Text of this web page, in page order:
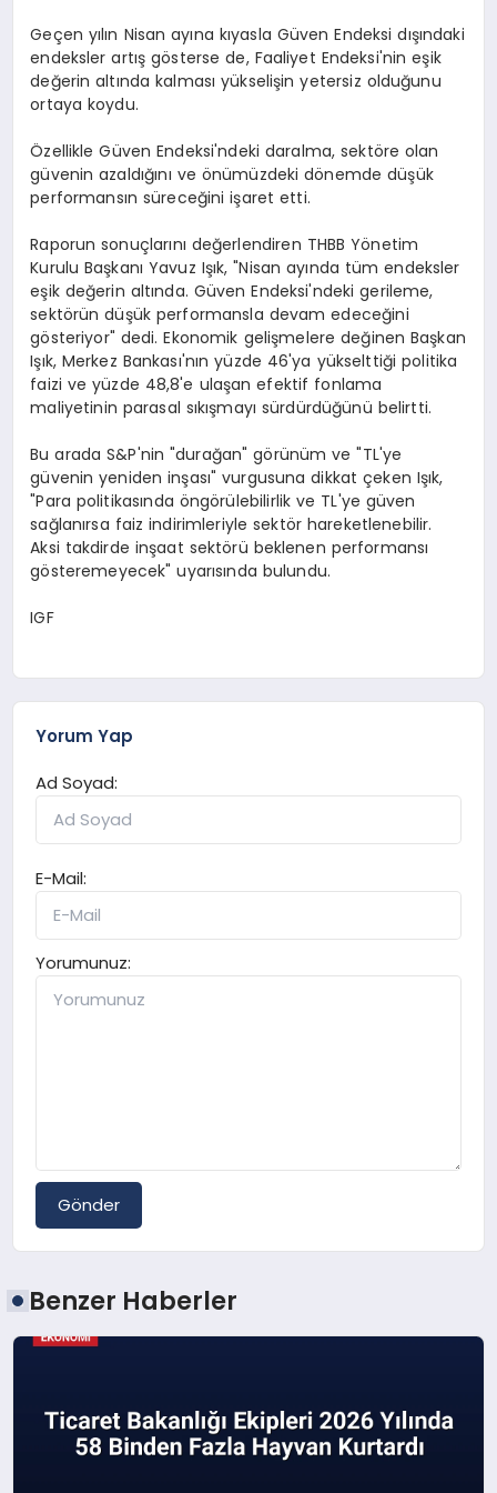
Geçen yılın Nisan ayına kıyasla Güven Endeksi dışındaki
endeksler artış gösterse de, Faaliyet Endeksi'nin eşik
değerin altında kalması yükselişin yetersiz olduğunu
ortaya koydu.
Özellikle Güven Endeksi'ndeki daralma, sektöre olan
güvenin azaldığını ve önümüzdeki dönemde düşük
performansın süreceğini işaret etti.
Raporun sonuçlarını değerlendiren THBB Yönetim
Kurulu Başkanı Yavuz Işık, "Nisan ayında tüm endeksler
eşik değerin altında. Güven Endeksi'ndeki gerileme,
sektörün düşük performansla devam edeceğini
gösteriyor" dedi. Ekonomik gelişmelere değinen Başkan
Işık, Merkez Bankası'nın yüzde 46'ya yükselttiği politika
faizi ve yüzde 48,8'e ulaşan efektif fonlama
maliyetinin parasal sıkışmayı sürdürdüğünü belirtti.
Bu arada S&P'nin "durağan" görünüm ve "TL'ye
güvenin yeniden inşası" vurgusuna dikkat çeken Işık,
"Para politikasında öngörülebilirlik ve TL'ye güven
sağlanırsa faiz indirimleriyle sektör hareketlenebilir.
Aksi takdirde inşaat sektörü beklenen performansı
gösteremeyecek" uyarısında bulundu.
IGF
Yorum Yap
Ad Soyad:
E-Mail:
Yorumunuz:
Gönder
Benzer Haberler